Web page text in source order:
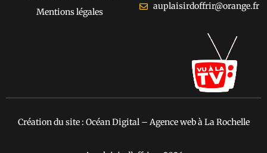
Mentions légales
auplaisirdoffrir@orange.fr
Création du site : Océan Digital – Agence web à La Rochelle